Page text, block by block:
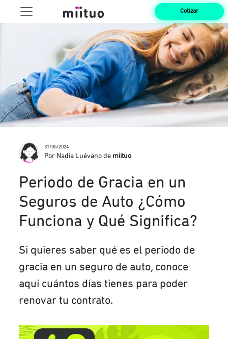
Cotizar
31/05/2024
Por Nadia Luévano de miituo
Periodo de Gracia en un
Seguros de Auto ¿Cómo
Funciona y Qué Significa?
Si quieres saber qué es el periodo de
gracia en un seguro de auto, conoce
aquí cuántos días tienes para poder
renovar tu contrato.